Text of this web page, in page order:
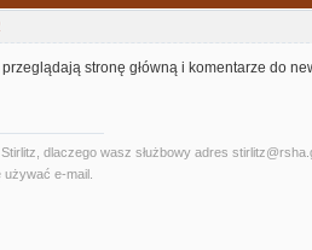
stronę główną i komentarze do
dlaczego wasz służbowy adres
e-mail.